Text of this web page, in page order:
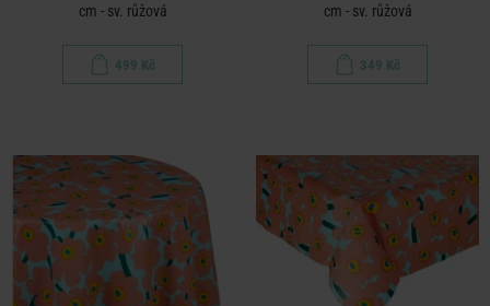
cm - sv. růžová
499 Kč
cm - sv. růžová
349 Kč